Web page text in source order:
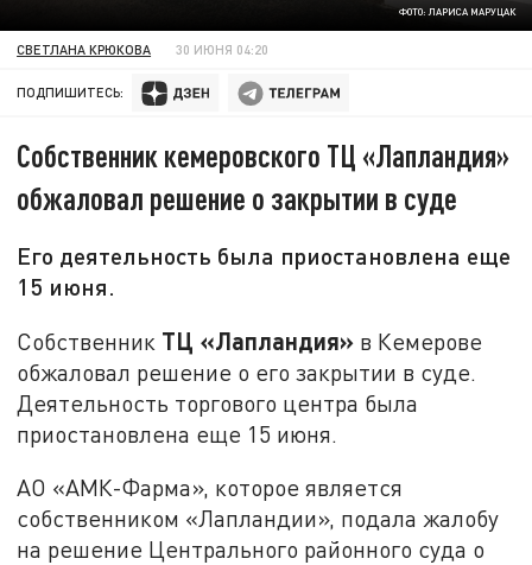
ФОТО: ЛАРИСА МАРУЦАК
СВЕТЛАНА КРЮКОВА 30 ИЮНЯ 04:20
ПОДПИШИТЕСЬ:
Собственник кемеровского ТЦ «Лапландия»
обжаловал решение о закрытии в суде
Его деятельность была приостановлена еще
15 июня.
Собственник ТЦ «Лапландия» в Кемерове
обжаловал решение о его закрытии в суде.
Деятельность торгового центра была
приостановлена еще 15 июня.
АО «АМК-Фарма», которое является
собственником «Лапландии», подала жалобу
на решение Центрального районного суда о